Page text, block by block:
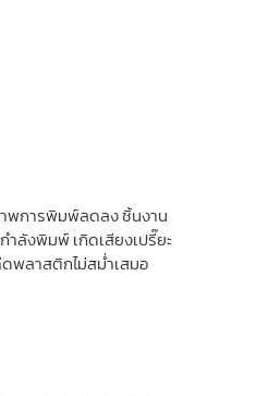
าพการพิมพ์ลดลง ชิ้นงาน
ลังพิมพ์ เกิดเสียงเปรี๊ยะ
พลาสติกไม่สม่ำเสมอ